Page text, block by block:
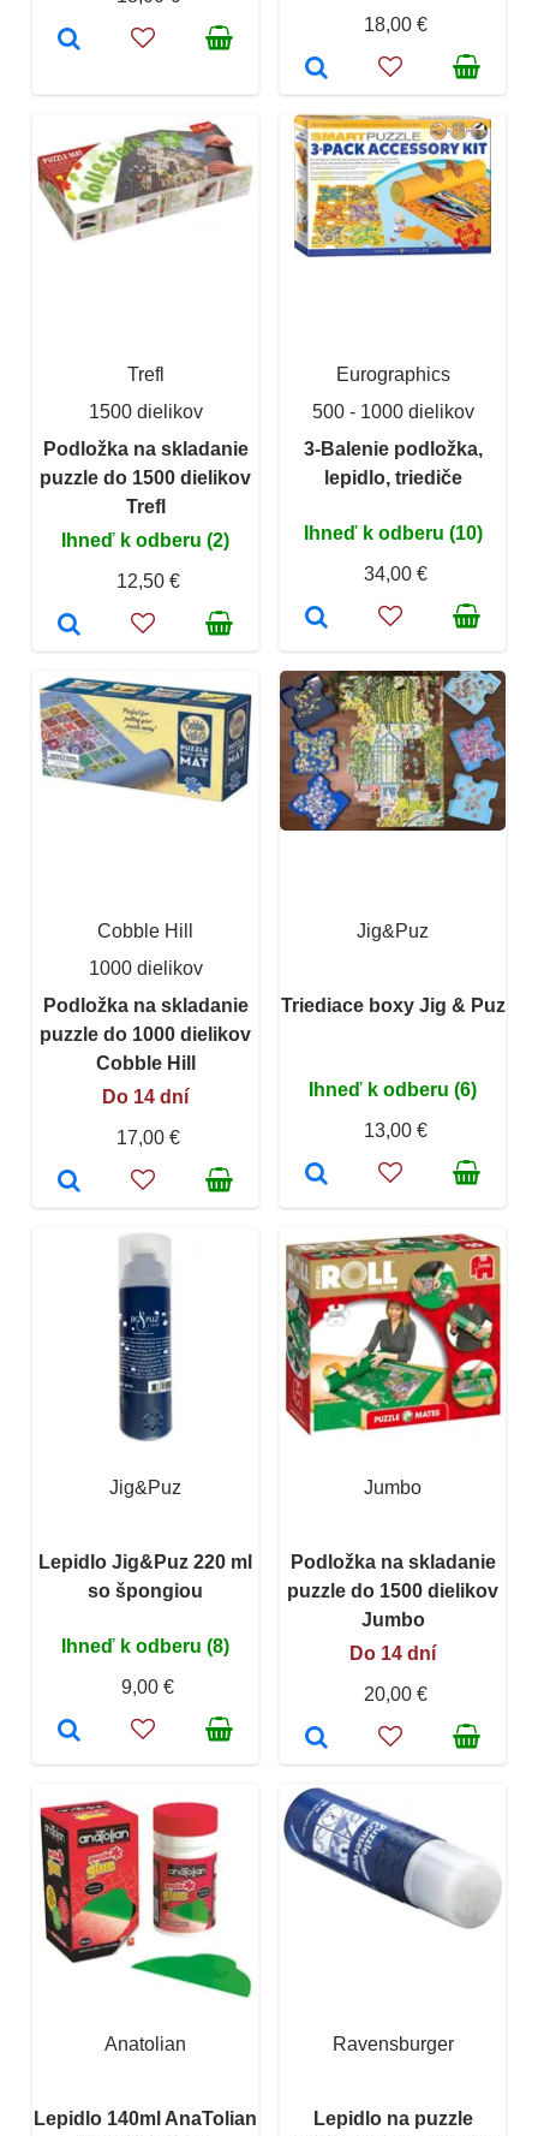
18,00 €
Trefl
1500 dielikov
Podložka na skladanie
puzzle do 1500 dielikov
Trefl
Ihneď k odberu (2)
12,50 €
Eurographics
500 - 1000 dielikov
3-Balenie podložka,
lepidlo, triediče
Ihneď k odberu (10)
34,00 €
Cobble Hill
1000 dielikov
Podložka na skladanie
puzzle do 1000 dielikov
Cobble Hill
Do 14 dní
17,00 €
Jig&Puz
Triediace boxy Jig & Puz
Ihneď k odberu (6)
13,00 €
Jig&Puz
Lepidlo Jig&Puz 220 ml
so špongiou
Ihneď k odberu (8)
9,00 €
Jumbo
Podložka na skladanie
puzzle do 1500 dielikov
Jumbo
Do 14 dní
20,00 €
Anatolian
Lepidlo 140ml AnaTolian
Ravensburger
Lepidlo na puzzle